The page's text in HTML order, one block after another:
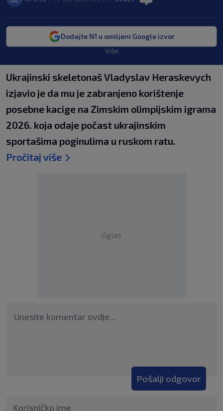
Dodajte N1 u omiljeni Google izvor
Više
Ukrajinski skeletonaš Vladyslav Heraskevych
izjavio je da mu je zabranjeno korištenje
posebne kacige na Zimskim olimpijskim igrama
2026. koja odaje počast ukrajinskim
sportašima poginulima u ruskom ratu.
Pročitaj više
Oglas
Pošalji odgovor